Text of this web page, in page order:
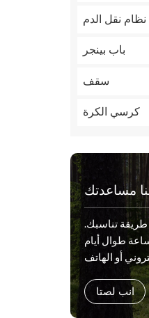
نظام نقل الدم
باب بينجر
سقف
كرسي الكرة
مساعدتك
طريقة تناسبك.
طوال أيام
انب لصتا